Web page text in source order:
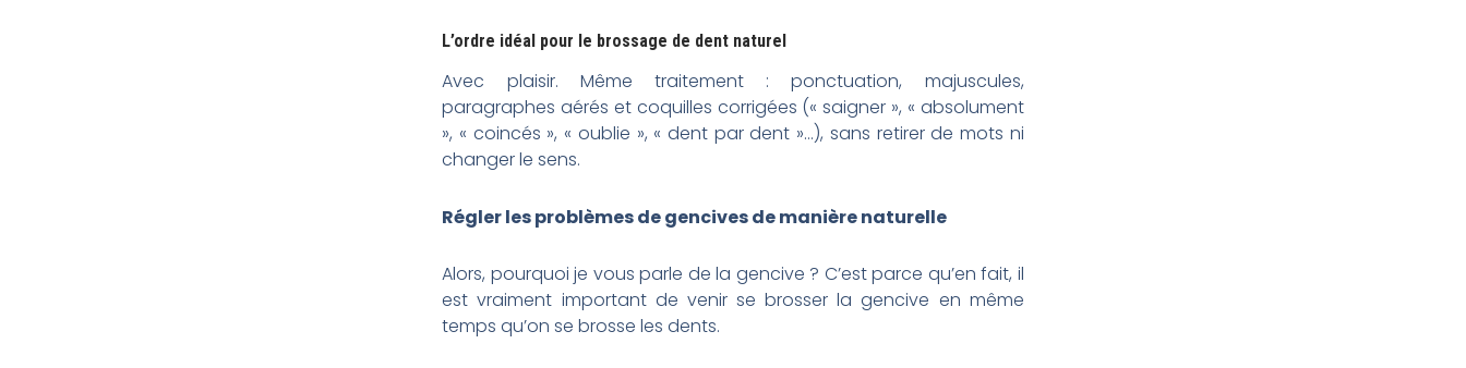
L’ordre idéal pour le brossage de dent naturel
Avec plaisir. Même traitement : ponctuation, majuscules,
paragraphes aérés et coquilles corrigées (« saigner », « absolument
», « coincés », « oublie », « dent par dent »…), sans retirer de mots ni
changer le sens.
Régler les problèmes de gencives de manière naturelle
Alors, pourquoi je vous parle de la gencive ? C’est parce qu’en fait, il
est vraiment important de venir se brosser la gencive en même
temps qu’on se brosse les dents.